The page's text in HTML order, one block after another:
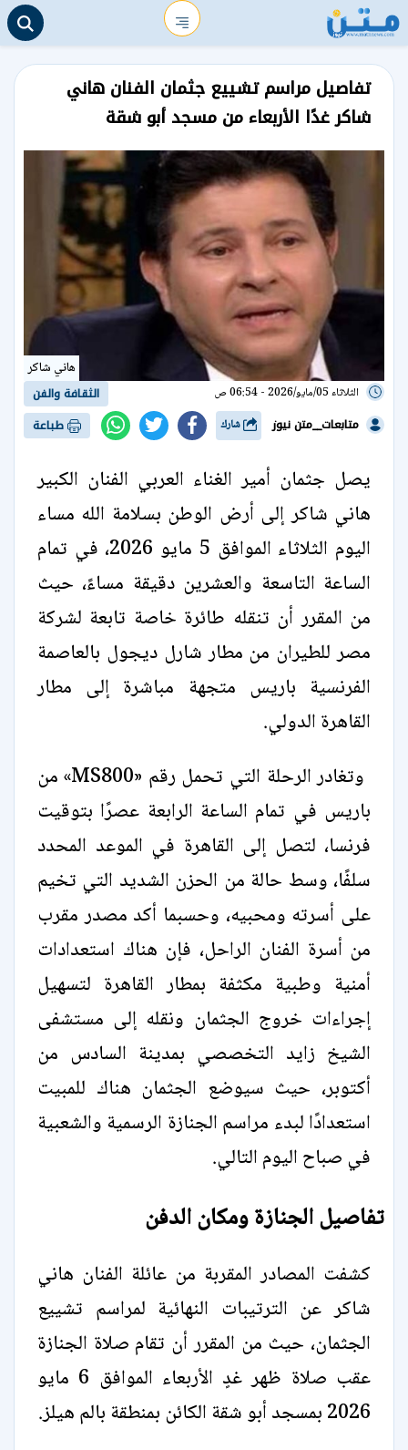
تفاصيل مراسم تشييع جثمان الفنان هاني
شاكر غدًا الأربعاء من مسجد أبو شقة
هاني شاكر
الثلاثاء 05/مايو/2026 - 06:54 ص
الثقافة والفن
متابعات__متن نيوز
طباعة
يصل جثمان أمير الغناء العربي الفنان الكبير
هاني شاكر إلى أرض الوطن بسلامة الله مساء
اليوم الثلاثاء الموافق 5 مايو 2026، في تمام
الساعة التاسعة والعشرين دقيقة مساءً، حيث
من المقرر أن تنقله طائرة خاصة تابعة لشركة
مصر للطيران من مطار شارل ديجول بالعاصمة
الفرنسية باريس متجهة مباشرة إلى مطار
القاهرة الدولي.
وتغادر الرحلة التي تحمل رقم «MS800» من
باريس في تمام الساعة الرابعة عصرًا بتوقيت
فرنسا، لتصل إلى القاهرة في الموعد المحدد
سلفًا، وسط حالة من الحزن الشديد التي تخيم
على أسرته ومحبيه، وحسبما أكد مصدر مقرب
من أسرة الفنان الراحل، فإن هناك استعدادات
أمنية وطبية مكثفة بمطار القاهرة لتسهيل
إجراءات خروج الجثمان ونقله إلى مستشفى
الشيخ زايد التخصصي بمدينة السادس من
أكتوبر، حيث سيوضع الجثمان هناك للمبيت
استعدادًا لبدء مراسم الجنازة الرسمية والشعبية
في صباح اليوم التالي.
تفاصيل الجنازة ومكان الدفن
كشفت المصادر المقربة من عائلة الفنان هاني
شاكر عن الترتيبات النهائية لمراسم تشييع
الجثمان، حيث من المقرر أن تقام صلاة الجنازة
عقب صلاة ظهر غدٍ الأربعاء الموافق 6 مايو
2026 بمسجد أبو شقة الكائن بمنطقة بالم هيلز.